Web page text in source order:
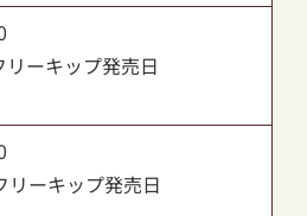
リーキップ発売日
リーキップ発売日